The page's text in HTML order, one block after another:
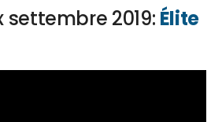
settembre 2019: Élite